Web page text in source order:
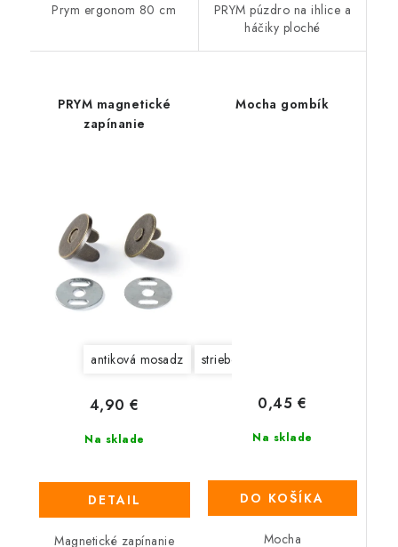
Prym ergonom 80 cm
PRYM púzdro na ihlice a
háčiky ploché
PRYM magnetické
zapínanie
antiková mosadz strieborná
Na sklade
4,90 €
DETAIL
Magnetické zapínanie
Mocha gombík
Na sklade
0,45 €
DO KOŠÍKA
Mocha